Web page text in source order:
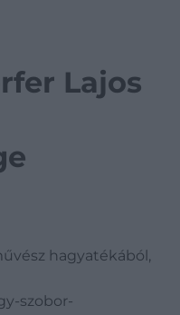
Lajos
hagyatékából,
szobor-